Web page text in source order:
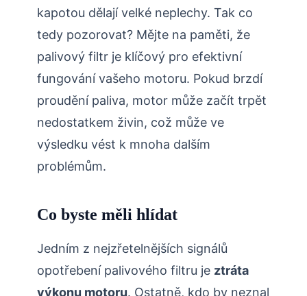
kapotou dělají velké neplechy. Tak co
tedy pozorovat? Mějte na paměti, že
palivový filtr je klíčový pro efektivní
fungování vašeho motoru. Pokud brzdí
proudění paliva, motor může začít trpět
nedostatkem živin, což může ve
výsledku vést k mnoha dalším
problémům.
Co byste měli hlídat
Jedním z nejzřetelnějších signálů
opotřebení palivového filtru je ztráta
výkonu motoru. Ostatně, kdo by neznal